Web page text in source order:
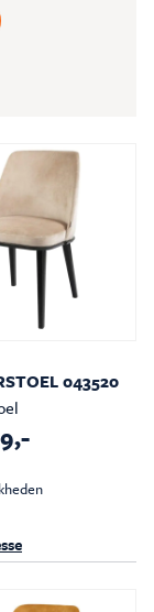
043520